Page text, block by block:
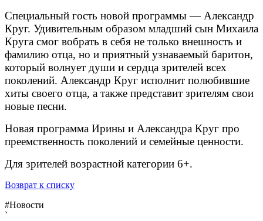
Специальный гость новой программы — Александр
Круг. Удивительным образом младший сын Михаила
Круга смог вобрать в себя не только внешность и
фамилию отца, но и приятный узнаваемый баритон,
который волнует души и сердца зрителей всех
поколений. Александр Круг исполнит полюбившие
хиты своего отца, а также представит зрителям свои
новые песни.
Новая программа Ирины и Александра Круг про
преемственность поколений и семейные ценности.
Для зрителей возрастной категории 6+.
Возврат к списку
#Новости
`